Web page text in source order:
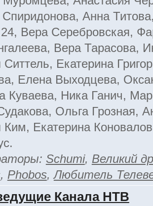
Анна
Вера Серебровская,
Вера Тарасова,
Екатерина
Елена Выходцева,
Куваева, Ника Ганич,
Ольга Грозная,
Ким, Екатерина
Schumi, Великий
, Phobos,Любитель
Канала НТВ